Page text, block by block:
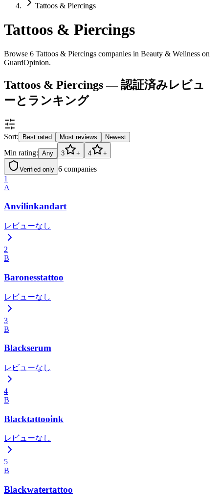
Tattoos & Piercings
Tattoos & Piercings
Browse 6 Tattoos & Piercings companies in Beauty & Wellness on
GuardOpinion.
Tattoos & Piercings — 認証済みレビュ
ーとランキング
Sort: Best rated Most reviews Newest
Min rating: Any 3 + 4 +
Verified only 6 companies
1
A
Anvilinkandart
レビューなし
2
B
Baronesstattoo
レビューなし
3
B
Blackserum
レビューなし
4
B
Blacktattooink
レビューなし
5
B
Blackwatertattoo